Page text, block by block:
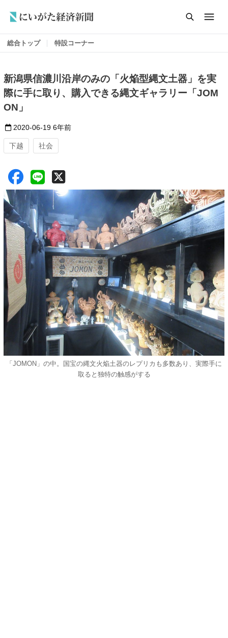
総合トップ 特設コーナー
新潟県信濃川沿岸のみの「火焔型縄文土器」を実
際に手に取り、購入できる縄文ギャラリー「JOM
ON」
2020-06-19 6年前
下越 社会
「JOMON」の中。国宝の縄文火焔土器のレプリカも多数あり、実際手に
取ると独特の触感がする